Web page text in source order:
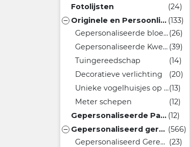
Fotolijsten
(24)
 Originele en Persoonlijke Decoratie Geschenken (133)
Gepersonaliseerde bloempotten(26)
Gepersonaliseerde Kweeksets (39)
Tuingereedschap
(14)
Decoratieve verlichting
(20)
Unieke vogelhuisjes op maat(13)
Meter schepen
(12)
Gepersonaliseerde Pantoffels (12)
 Gepersonaliseerd gereedschap en accessoires (566)
Gepersonaliseerd Gereedschap (23)